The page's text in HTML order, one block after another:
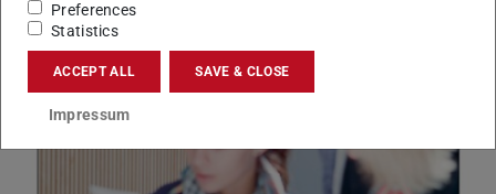
Preferences
Statistics
ACCEPT ALL SAVE & CLOSE
Impressum